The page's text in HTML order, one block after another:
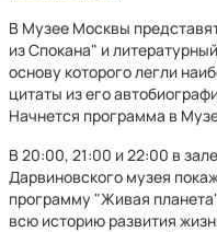
В Музее Москвы
из Спокана" и
основу которого легли
цитаты из его
Начнется программа в
В 20:00, 21:00 и 22:00 в
Дарвиновского музея
программу "Живая
всю историю развития